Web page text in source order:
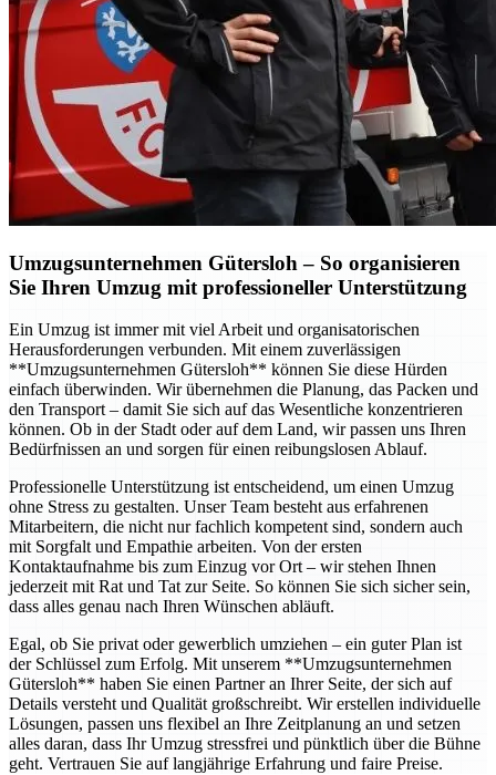
Umzugsunternehmen Gütersloh – So organisieren
Sie Ihren Umzug mit professioneller Unterstützung
Ein Umzug ist immer mit viel Arbeit und organisatorischen
Herausforderungen verbunden. Mit einem zuverlässigen
**Umzugsunternehmen Gütersloh** können Sie diese Hürden
einfach überwinden. Wir übernehmen die Planung, das Packen und
den Transport – damit Sie sich auf das Wesentliche konzentrieren
können. Ob in der Stadt oder auf dem Land, wir passen uns Ihren
Bedürfnissen an und sorgen für einen reibungslosen Ablauf.
Professionelle Unterstützung ist entscheidend, um einen Umzug
ohne Stress zu gestalten. Unser Team besteht aus erfahrenen
Mitarbeitern, die nicht nur fachlich kompetent sind, sondern auch
mit Sorgfalt und Empathie arbeiten. Von der ersten
Kontaktaufnahme bis zum Einzug vor Ort – wir stehen Ihnen
jederzeit mit Rat und Tat zur Seite. So können Sie sich sicher sein,
dass alles genau nach Ihren Wünschen abläuft.
Egal, ob Sie privat oder gewerblich umziehen – ein guter Plan ist
der Schlüssel zum Erfolg. Mit unserem **Umzugsunternehmen
Gütersloh** haben Sie einen Partner an Ihrer Seite, der sich auf
Details versteht und Qualität großschreibt. Wir erstellen individuelle
Lösungen, passen uns flexibel an Ihre Zeitplanung an und setzen
alles daran, dass Ihr Umzug stressfrei und pünktlich über die Bühne
geht. Vertrauen Sie auf langjährige Erfahrung und faire Preise.